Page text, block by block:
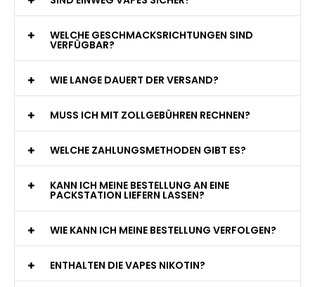
WELCHE GESCHMACKSRICHTUNGEN SIND
VERFÜGBAR?
WIE LANGE DAUERT DER VERSAND?
MUSS ICH MIT ZOLLGEBÜHREN RECHNEN?
WELCHE ZAHLUNGSMETHODEN GIBT ES?
KANN ICH MEINE BESTELLUNG AN EINE
PACKSTATION LIEFERN LASSEN?
WIE KANN ICH MEINE BESTELLUNG VERFOLGEN?
ENTHALTEN DIE VAPES NIKOTIN?